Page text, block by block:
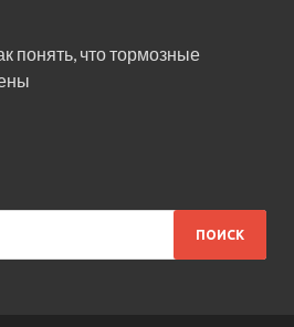
понять, что тормозные